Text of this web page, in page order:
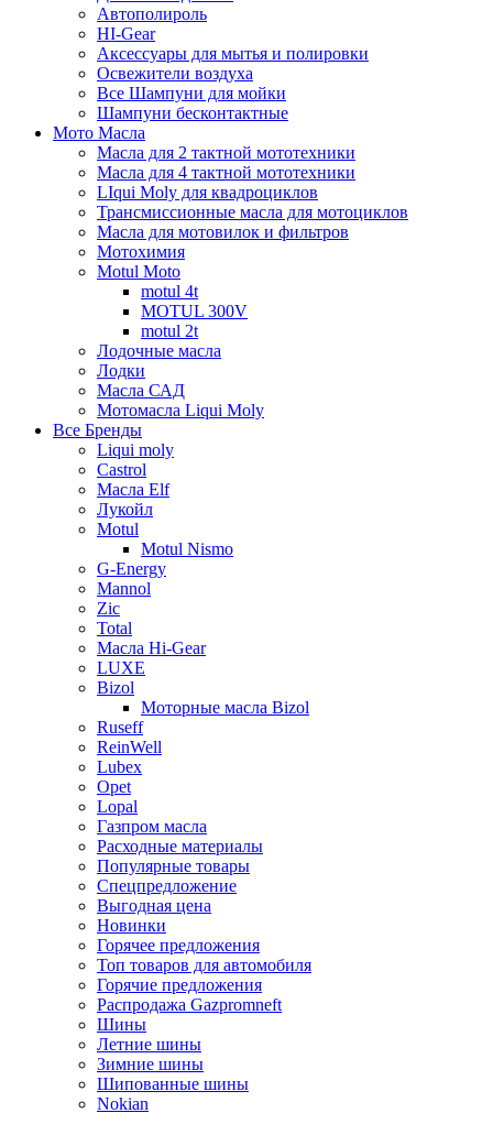
Автополироль
HI-Gear
Аксессуары для мытья и полировки
Освежители воздуха
Все Шампуни для мойки
Шампуни бесконтактные
Мото Масла
Масла для 2 тактной мототехники
Масла для 4 тактной мототехники
LIqui Moly для квадроциклов
Трансмиссионные масла для мотоциклов
Масла для мотовилок и фильтров
Мотохимия
Motul Moto
motul 4t
MOTUL 300V
motul 2t
Лодочные масла
Лодки
Масла САД
Мотомасла Liqui Moly
Все Бренды
Liqui moly
Castrol
Масла Elf
Лукойл
Motul
Motul Nismo
G-Energy
Mannol
Zic
Total
Масла Hi-Gear
LUXE
Bizol
Моторные масла Bizol
Ruseff
ReinWell
Lubex
Opet
Lopal
Газпром масла
Расходные материалы
Популярные товары
Спецпредложение
Выгодная цена
Новинки
Горячее предложения
Топ товаров для автомобиля
Горячие предложения
Распродажа Gazpromneft
Шины
Летние шины
Зимние шины
Шипованные шины
Nokian